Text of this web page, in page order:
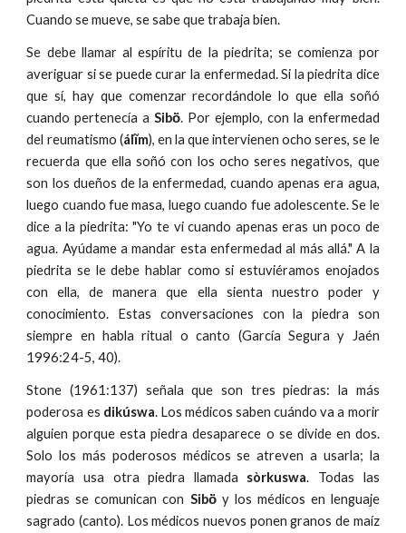
Cuando se mueve, se sabe que trabaja bien.
Se debe llamar al espíritu de la piedrita; se comienza por
averiguar si se puede curar la enfermedad. Si la piedrita dice
que sí, hay que comenzar recordándole lo que ella soñó
cuando pertenecía aSibö̀. Por ejemplo, con la enfermedad
del reumatismo (álĩm), en la que intervienen ocho seres, se le
recuerda que ella soñó con los ocho seres negativos, que
son los dueños de la enfermedad, cuando apenas era agua,
luego cuando fue masa, luego cuando fue adolescente. Se le
dice a la piedrita: "Yo te vi cuando apenas eras un poco de
agua. Ayúdame a mandar esta enfermedad al más allá." A la
piedrita se le debe hablar como si estuviéramos enojados
con ella, de manera que ella sienta nuestro poder y
conocimiento. Estas conversaciones con la piedra son
siempre en habla ritual o canto (García Segura y Jaén
1996:24-5, 40).
Stone (1961:137) señala que son tres piedras: la más
poderosa es dikúswa. Los médicos saben cuándo va a morir
alguien porque esta piedra desaparece o se divide en dos.
Solo los más poderosos médicos se atreven a usarla; la
mayoría usa otra piedra llamada sòrkuswa. Todas las
piedras se comunican con Sibö̀y los médicos en lenguaje
sagrado (canto). Los médicos nuevos ponen granos de maíz